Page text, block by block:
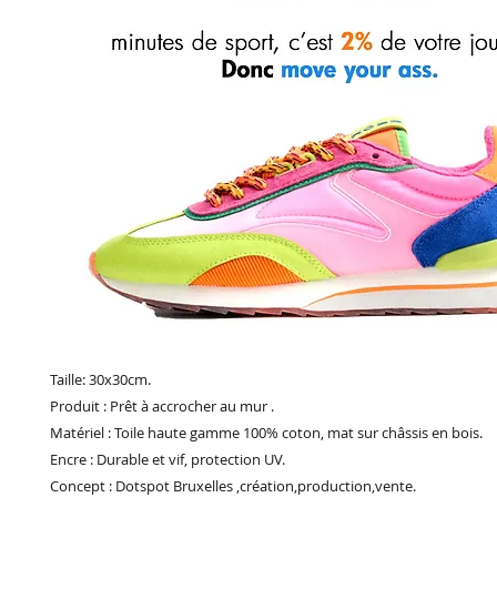
Taille: 30x30cm.
Produit : Prêt à accrocher au mur .
Matériel : Toile haute gamme 100% coton, mat sur châssis en bois.
Encre : Durable et vif, protection UV.
Concept : Dotspot Bruxelles ,création,production,vente.